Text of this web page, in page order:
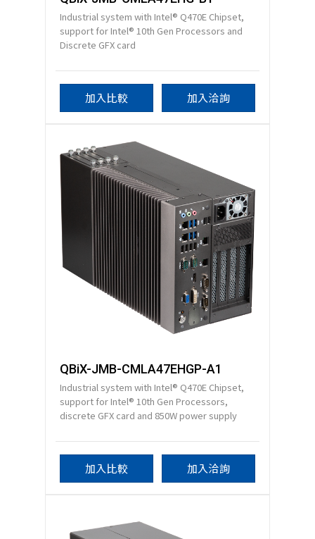
Industrial system with Intel® Q470E Chipset,
support for Intel® 10th Gen Processors and
Discrete GFX card
加入比較 加入洽詢
QBiX-JMB-CMLA47EHGP-A1
Industrial system with Intel® Q470E Chipset,
support for Intel® 10th Gen Processors,
discrete GFX card and 850W power supply
加入比較 加入洽詢